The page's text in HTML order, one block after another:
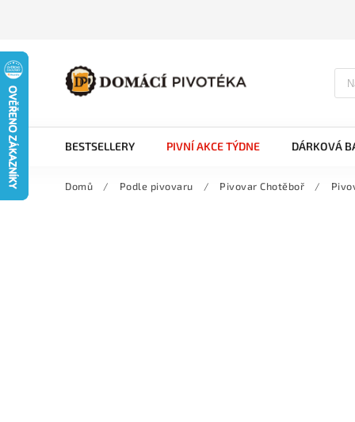
BESTSELLERY PIVNÍ AKCE TÝDNE DÁRKOVÁ
Domů / Podle pivovaru / Pivovar Chotěboř /